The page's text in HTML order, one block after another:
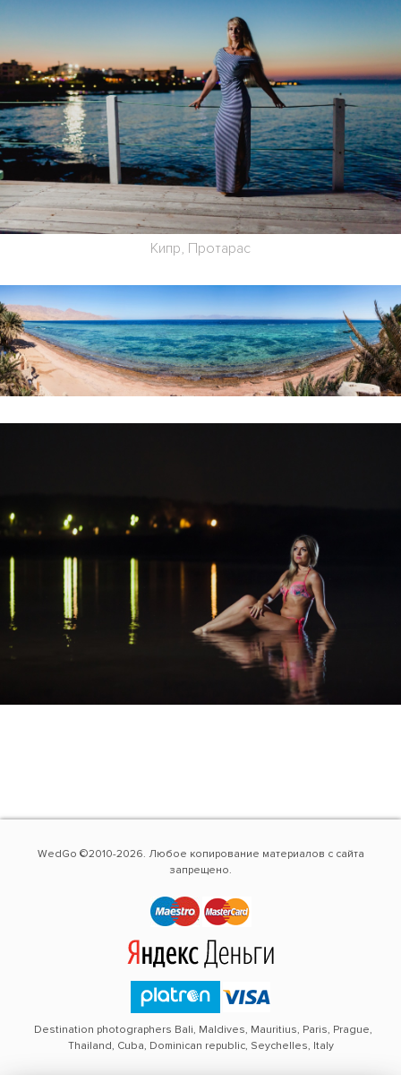
Кипр, Протарас
WedGo ©2010-2026. Любое копирование материалов с сайта
запрещено.
Destination photographers Bali, Maldives, Mauritius, Paris, Prague,
Thailand, Cuba, Dominican republic, Seychelles, Italy